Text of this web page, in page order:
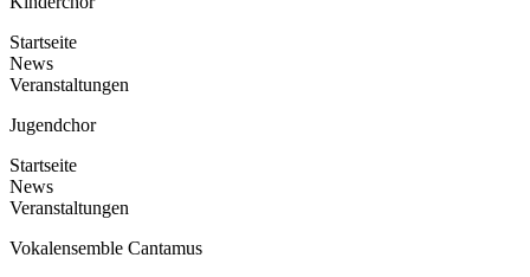
Startseite
News
Veranstaltungen
Jugendchor
Startseite
News
Veranstaltungen
Vokalensemble Cantamus